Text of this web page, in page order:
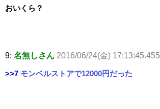
おいくら？
9: 名無しさん 2016/06/24(金) 17:13:45.455
>>7 モンベルストアで12000円だった